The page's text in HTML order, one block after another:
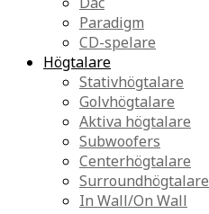
Paradigm
CD-spelare
Högtalare
Stativhögtalare
Golvhögtalare
Aktiva högtalare
Subwoofers
Centerhögtalare
Surroundhögtalare
In Wall/On Wall